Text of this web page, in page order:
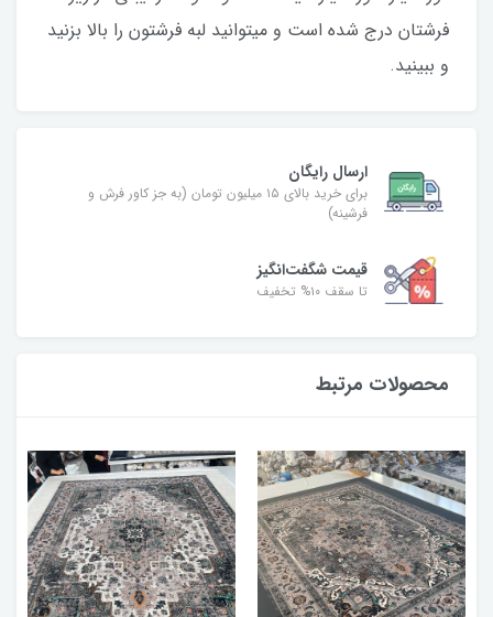
فرشتان درج شده است و میتوانید لبه فرشتون را بالا بزنید
و ببینید.
ارسال رایگان
برای خرید بالای ۱۵ میلیون تومان (به جز کاور فرش و
فرشینه)
قیمت شگفت‌انگیز
تا سقف ۱۰% تخفیف
محصولات مرتبط